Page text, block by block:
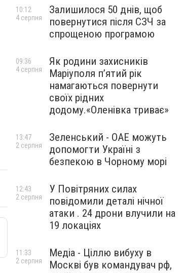
Залишилося 50 днів, щоб
повернутися після СЗЧ за
спрощеною програмою
10:12
4 серпня
Як родини захисників
Маріуполя пʼятий рік
намагаються повернути
своїх рідних
додому.«Оленівка триває»
09:36
4 серпня
Зеленський - ОАЕ можуть
допомогти Україні з
безпекою в Чорному морі
13:47
2 серпня
У Повітряних силах
повідомили деталі нічної
атаки . 24 дрони влучили на
19 локаціях
12:43
2 серпня
Медіа - Ціллю вибуху в
Москві був командувач рф,
11:33
2 серпня